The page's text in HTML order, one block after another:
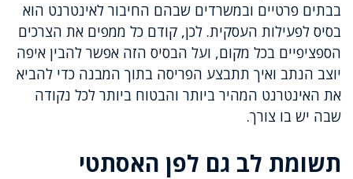
בבתים פרטיים ובמשרדים שבהם החיבור לאינטרנט הוא
בסיס לפעילות העסקית. לכן, קודם כל ממפים את הצרכים
הספציפיים בכל מקום, ועל הבסיס הזה אפשר להבין איפה
יוצב הנתב ואיך תתבצע הפריסה בתוך המבנה כדי להביא
את האינטרנט המהיר ביותר והבטוח ביותר לכל נקודה
שבה יש בו צורך.
תשומת לב גם לפן האסתטי